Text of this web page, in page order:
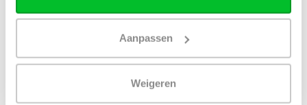
Aanpassen
Weigeren
Stuur een bericht
Ruim assortiment
Levering uit eigen
14 dagen bedenktijd
Niet goed = Geld terug